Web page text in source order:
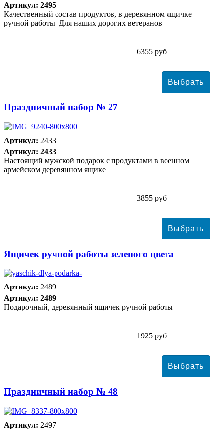
Артикул: 2495
Качественный состав продуктов, в деревянном ящичке
ручной работы. Для наших дорогих ветеранов
6355 руб
Праздничный набор № 27
Артикул: 2433
Артикул: 2433
Настоящий мужской подарок с продуктами в военном
армейском деревянном ящике
3855 руб
Ящичек ручной работы зеленого цвета
Артикул: 2489
Артикул: 2489
Подарочный, деревянный ящичек ручной работы
1925 руб
Праздничный набор № 48
Артикул: 2497